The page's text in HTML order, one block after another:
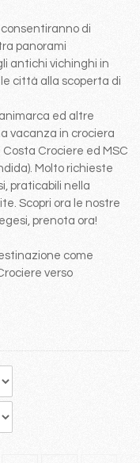
consentiranno di
panorami
antichi vichinghi in
città alla scoperta di
ed altre
vacanza in crociera
Crociere ed MSC
Molto richieste
praticabili nella
Scopri ora le nostre
prenota ora!
come
verso